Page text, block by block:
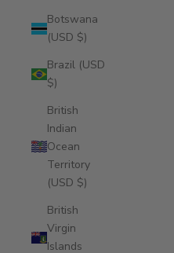
Botswana
(USD $)
Brazil (USD
$)
British
Indian
Ocean
Territory
(USD $)
British
Virgin
Islands